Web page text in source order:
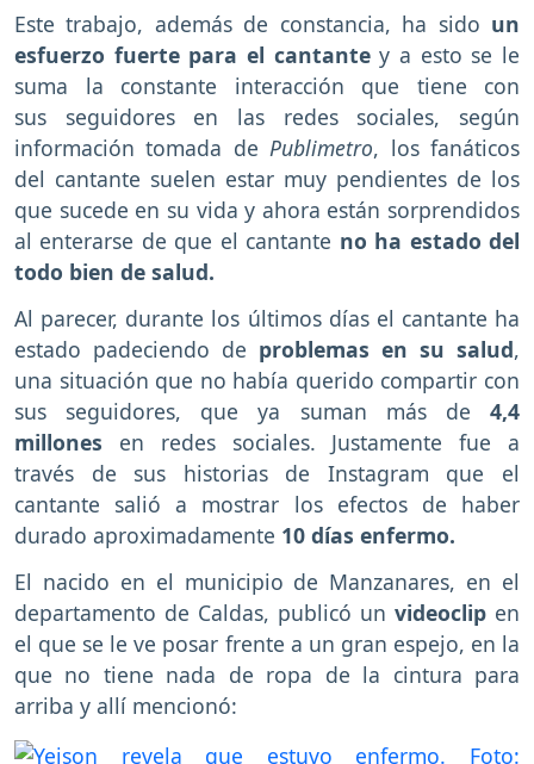
Este trabajo, además de constancia, ha sido un
esfuerzo fuerte para el cantantey a esto se le
suma la constante interacción que tiene con
sus seguidores en las redes sociales, según
información tomada dePublimetro, los fanáticos
del cantante suelen estar muy pendientes de los
que sucede en su vida y ahora están sorprendidos
al enterarse de que el cantante no ha estado del
todo bien de salud.
Al parecer, durante los últimos días el cantante ha
estado padeciendo de problemas en su salud,
una situación que no había querido compartir con
sus seguidores, que ya suman más de 4,4
millones en redes sociales. Justamente fue a
través de sus historias de Instagram que el
cantante salió a mostrar los efectos de haber
durado aproximadamente 10 días enfermo.
El nacido en el municipio de Manzanares, en el
departamento de Caldas, publicó un videoclip en
el que se le ve posar frente a un gran espejo, en la
que no tiene nada de ropa de la cintura para
arriba y allí mencionó: